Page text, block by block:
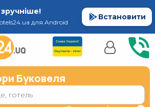
для Android
Встановити
Буковеля